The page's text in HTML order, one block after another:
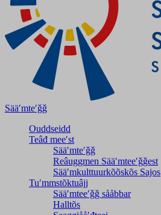
Sääʹmteʹǧǧ
Ouddseidd
Teâđ meeʹst
Sääʹmteʹǧǧ
Reâuggmen Sääʹmteeʹǧǧest
Sääʹmkulttuurkõõskõs Sajos
Tuʹmmstõktuâjj
Sääʹmteeʹǧǧ sååbbar
Halltõs